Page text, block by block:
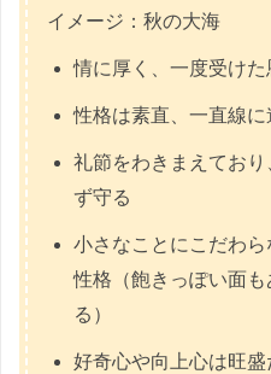
イメージ：秋の大海
情に厚く、一度受け
性格は素直、一直線
礼節をわきまえてお
ず守る
小さなことにこだわ
性格（飽きっぽい面
る）
好奇心や向上心は旺盛